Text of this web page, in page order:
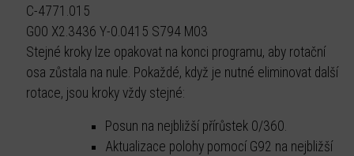
C-4771.015
G00 X2.3436 Y-0.0415 S794 M03
Stejné kroky lze opakovat na konci programu, aby rotační
osa zůstala na nule. Pokaždé, když je nutné eliminovat další
rotace, jsou kroky vždy stejné:
Posun na nejbližší přírůstek 0/360.
Aktualizace polohy pomocí G92 na nejbližší